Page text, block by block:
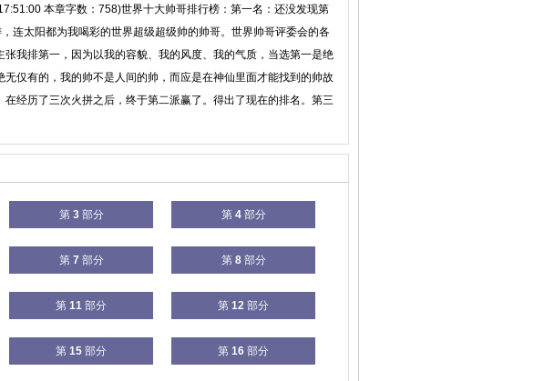
本章字数：758)世界十大帅哥排行榜：第一名：还没发现第
太阳都为我喝彩的世界超级超级帅的帅哥。世界帅哥评委会的各
我排第一，因为以我的容貌、我的风度、我的气质，当选第一是绝
仅有的，我的帅不是人间的帅，而应是在神仙里面才能找到的帅故
经历了三次火拼之后，终于第二派赢了。得出了现在的排名。第三
第 3部分 第 4部分
第 7 部分 第 8部分
第 11 部分 第 12 部分
第 15 部分 第 16 部分